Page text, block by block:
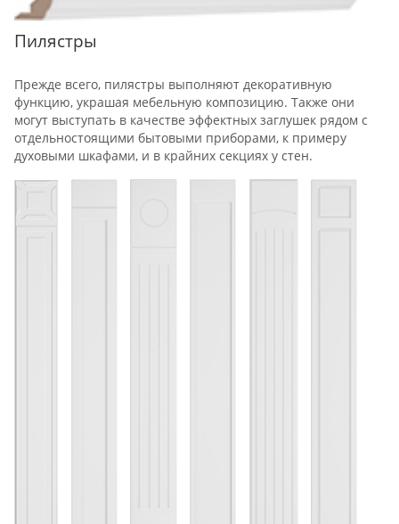
Пилястры
Прежде всего, пилястры выполняют декоративную
функцию, украшая мебельную композицию. Также они
могут выступать в качестве эффектных заглушек рядом с
отдельностоящими бытовыми приборами, к примеру
духовыми шкафами, и в крайних секциях у стен.